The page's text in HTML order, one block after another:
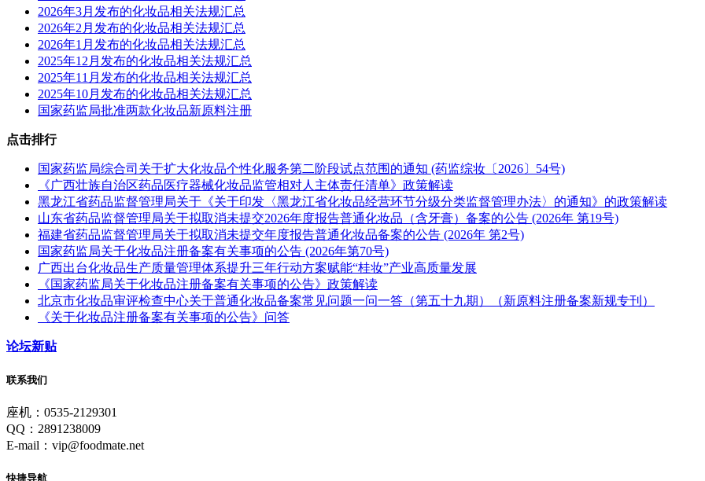
2026年3月发布的化妆品相关法规汇总
2026年2月发布的化妆品相关法规汇总
2026年1月发布的化妆品相关法规汇总
2025年12月发布的化妆品相关法规汇总
2025年11月发布的化妆品相关法规汇总
2025年10月发布的化妆品相关法规汇总
国家药监局批准两款化妆品新原料注册
点击排行
国家药监局综合司关于扩大化妆品个性化服务第二阶段试点范围的通知 (药监综妆〔2026〕54号)
《广西壮族自治区药品医疗器械化妆品监管相对人主体责任清单》政策解读
黑龙江省药品监督管理局关于《关于印发〈黑龙江省化妆品经营环节分级分类监督管理办法〉的通知》的政策解读
山东省药品监督管理局关于拟取消未提交2026年度报告普通化妆品（含牙膏）备案的公告 (2026年 第19号)
福建省药品监督管理局关于拟取消未提交年度报告普通化妆品备案的公告 (2026年 第2号)
国家药监局关于化妆品注册备案有关事项的公告 (2026年第70号)
广西出台化妆品生产质量管理体系提升​三年行动方案赋能“桂妆”产业高质量发展
《国家药监局关于化妆品注册备案有关事项的公告》政策解读
北京市化妆品审评检查中心关于普通化妆品备案常见问题一问一答（第五十九期）（新原料注册备案新规专刊）
《关于化妆品注册备案有关事项的公告》问答
论坛新贴
联系我们
座机：0535-2129301
QQ：2891238009
E-mail：vip@foodmate.net
快捷导航